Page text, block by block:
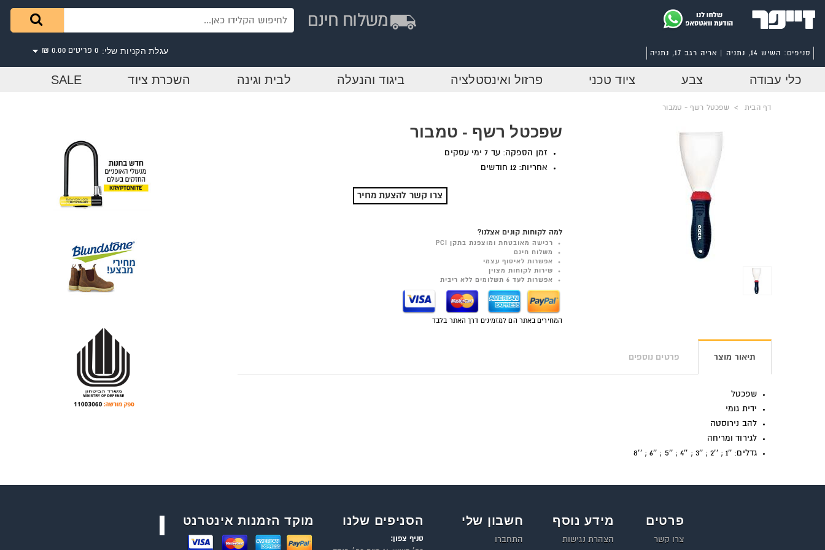
עגלת הקניות שלי: 0 פריטים 0.00 ₪ סניפים: השיש 14, נתניה | אריה רגב 17, נתניה
כלי עבודה צבע ציוד טכני פרזול ואינסטלציה ביגוד והנעלה לבית וגינה השכרת ציוד SALE
דף הבית > שפכטל רשף - טמבור
שפכטל רשף - טמבור
זמן הספקה: עד 7 ימי עסקים
אחריות: 12 חודשים
צרו קשר להצעת מחיר
למה לקוחות קונים אצלנו?
רכישה מאובטחת ומוצפנת בתקן PCI
משלוח חינם
אפשרות לאיסוף עצמי
שירות לקוחות מצוין
אפשרות לעד 6 תשלומים ללא ריבית
המחירים באתר הם למזמינים דרך האתר בלבד
תיאור מוצר פרטים נוספים
שפכטל
ידית גומי
להב נירוסטה
לגירוד ומריחה
גדלים: ''1 ; ''2 ; ''3 ; ''4 ; ''5 ; ''6 ; ''8
פרטים
צרו קשר
מידע נוסף
הצהרת נגישות
חשבון שלי
התחברו
הסניפים שלנו
סניף צפון:
מוקד הזמנות אינטרנט